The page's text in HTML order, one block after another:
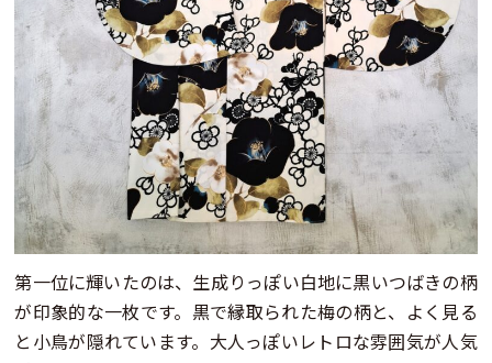
第一位に輝いたのは、生成りっぽい白地に黒いつばきの柄
が印象的な一枚です。黒で縁取られた梅の柄と、よく見る
と小鳥が隠れています。大人っぽいレトロな雰囲気が人気